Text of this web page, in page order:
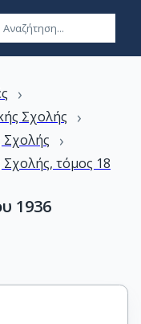
›
Σχολής ›
Σχολής ›
Σχολής, τόμος 18
1936